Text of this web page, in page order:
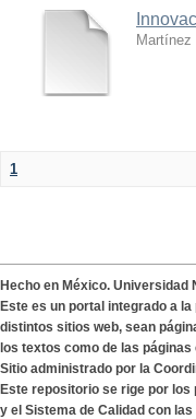
Martínez
1
Hecho en México.
Este es un portal integrado a
distintos sitios web, sean
los textos como de las
Sitio administrado por la
Este repositorio se rige por
y el Sistema de Calidad con